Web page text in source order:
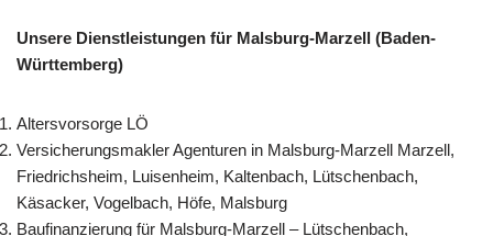
Unsere Dienstleistungen für Malsburg-Marzell (Baden-
Württemberg)
Altersvorsorge LÖ
Versicherungsmakler Agenturen in Malsburg-Marzell Marzell,
Friedrichsheim, Luisenheim, Kaltenbach, Lütschenbach,
Käsacker, Vogelbach, Höfe, Malsburg
Baufinanzierung für Malsburg-Marzell – Lütschenbach,